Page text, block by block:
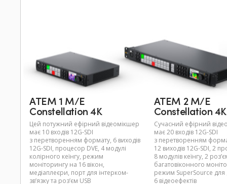
ATEM 1 M/E
Constellation 4K
Цей потужний ефірний відеомікшер
має 10 входів 12G-SDI
з перетворенням формату, 6 виходів
12G-SDI, процесор DVE, 4 модулі
колірного кеїнгу, режим
моніторингу на 16 вікон,
медіаплеєри, порт для інтерком-
зв’язку та роз’єм USB
ATEM 2 M/E
Constellation 4K
Сучасний ефірний
має 20 входів 12G-SDI
з перетворенням
12 виходів 12G-SDI, 2
8 модулів кеїнгу, 2
багатовіконного
режим SuperSource для
6 відеоефектів